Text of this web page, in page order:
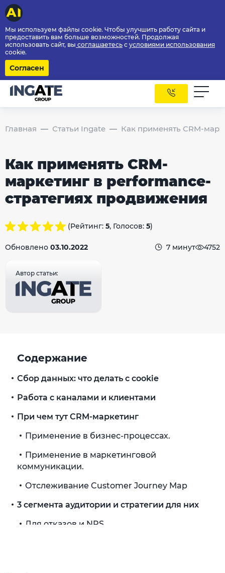
Мы используем файлы cookie. Чтобы улучшить работу сайта и
предоставить вам больше возможностей. Продолжая
использовать сайт, вы соглашаетесь с условиями использования
cookie.
Согласен
Главная Статьи Ingate Как применять CRM-
Как применять CRM-
маркетинг в performance-
стратегиях продвижения
(Рейтинг: 5, Голосов: 5)
Обновлено 03.10.2022 7 минут 4752
Автор статьи:
Содержание
Сбор данных: что делать с cookie
Работа с каналами и клиентами
При чем тут CRM-маркетинг
Применение в бизнес-процессах.
Применение в маркетинговой
коммуникации.
Отслеживание Customer Journey Map
3 сегмента аудитории и стратегии для них
Для отказов и NPS